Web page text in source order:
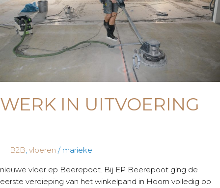
WERK IN UITVOERING
B2B, vloeren / marieke
nieuwe vloer ep Beerepoot. Bij EP Beerepoot ging de
eerste verdieping van het winkelpand in Hoorn volledig op